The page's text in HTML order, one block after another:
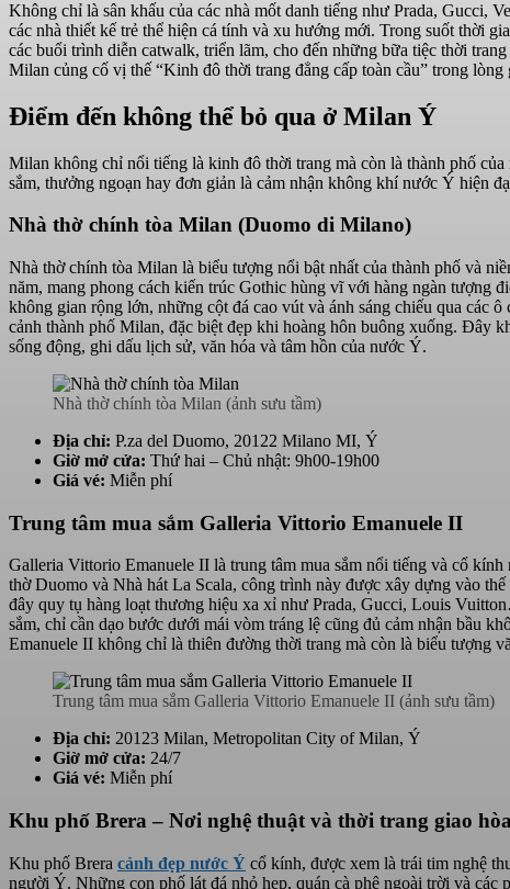
Không chỉ là sân khấu của các nhà mốt danh tiếng như Prada, Gucci,
các nhà thiết kế trẻ thể hiện cá tính và xu hướng mới. Trong suốt thời
các buổi trình diễn catwalk, triển lãm, cho đến những bữa tiệc thời
Milan củng cố vị thế “Kinh đô thời trang đẳng cấp toàn cầu” trong lòng
Điểm đến không thể bỏ qua ở Milan Ý
Milan không chỉ nổi tiếng là kinh đô thời trang mà còn là thành phố
sắm, thưởng ngoạn hay đơn giản là cảm nhận không khí nước Ý hiện
Nhà thờ chính tòa Milan (Duomo di Milano)
Nhà thờ chính tòa Milan là biểu tượng nổi bật nhất của thành phố và
năm, mang phong cách kiến trúc Gothic hùng vĩ với hàng ngàn tượng
không gian rộng lớn, những cột đá cao vút và ánh sáng chiếu qua các
cảnh thành phố Milan, đặc biệt đẹp khi hoàng hôn buông xuống. Đây
sống động, ghi dấu lịch sử, văn hóa và tâm hồn của nước Ý.
Nhà thờ chính tòa Milan (ảnh sưu tầm)
Địa chỉ: P.za del Duomo, 20122 Milano MI, Ý
Giờ mở cửa: Thứ hai – Chủ nhật: 9h00-19h00
Giá vé: Miễn phí
Trung tâm mua sắm Galleria Vittorio Emanuele II
Galleria Vittorio Emanuele II là trung tâm mua sắm nổi tiếng và cổ
thờ Duomo và Nhà hát La Scala, công trình này được xây dựng vào
đây quy tụ hàng loạt thương hiệu xa xỉ như Prada, Gucci, Louis
sắm, chỉ cần dạo bước dưới mái vòm tráng lệ cũng đủ cảm nhận bầu
Emanuele II không chỉ là thiên đường thời trang mà còn là biểu tượng
Trung tâm mua sắm Galleria Vittorio Emanuele II (ảnh sưu tầm)
Địa chỉ: 20123 Milan, Metropolitan City of Milan, Ý
Giờ mở cửa: 24/7
Giá vé: Miễn phí
Khu phố Brera – Nơi nghệ thuật và thời trang giao hòa
Khu phố Brera cảnh đẹp nước Ý cổ kính, được xem là trái tim nghệ
người Ý. Những con phố lát đá nhỏ hẹp, quán cà phê ngoài trời và